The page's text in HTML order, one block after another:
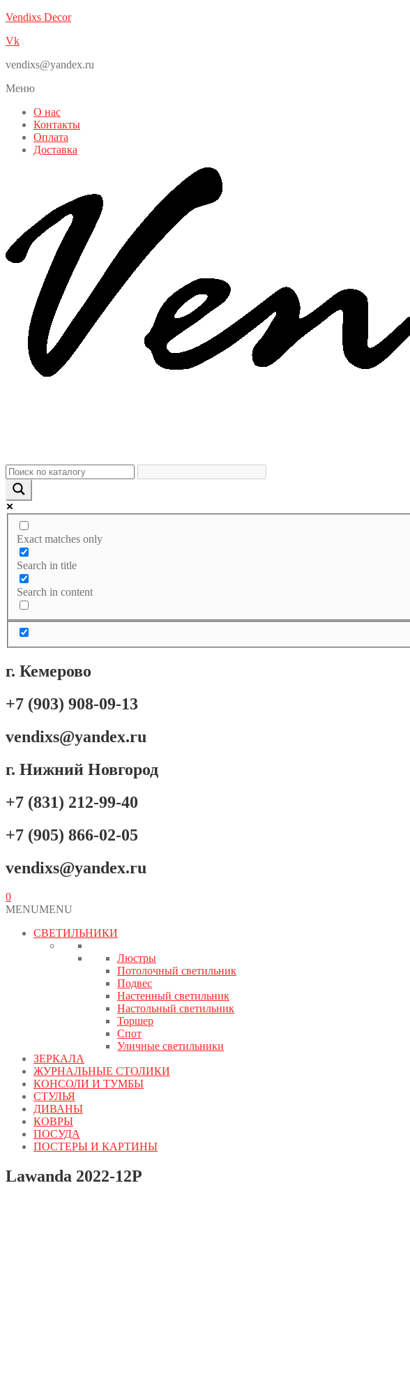
Vendixs Decor
Vk
vendixs@yandex.ru
Меню
О нас
Контакты
Оплата
Доставка
Exact matches only
Search in title
Search in content
г. Кемерово
+7 (903) 908-09-13
vendixs@yandex.ru
г. Нижний Новгород
+7 (831) 212-99-40
+7 (905) 866-02-05
vendixs@yandex.ru
0
MENUMENU
СВЕТИЛЬНИКИ
Люстры
Потолочный светильник
Подвес
Настенный светильник
Настольный светильник
Торшер
Спот
Уличные светильники
ЗЕРКАЛА
ЖУРНАЛЬНЫЕ СТОЛИКИ
КОНСОЛИ И ТУМБЫ
СТУЛЬЯ
ДИВАНЫ
КОВРЫ
ПОСУДА
ПОСТЕРЫ И КАРТИНЫ
Lawanda 2022-12P